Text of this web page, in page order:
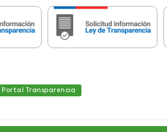
Importante:Estas páginas contienen
Portal Transparencia